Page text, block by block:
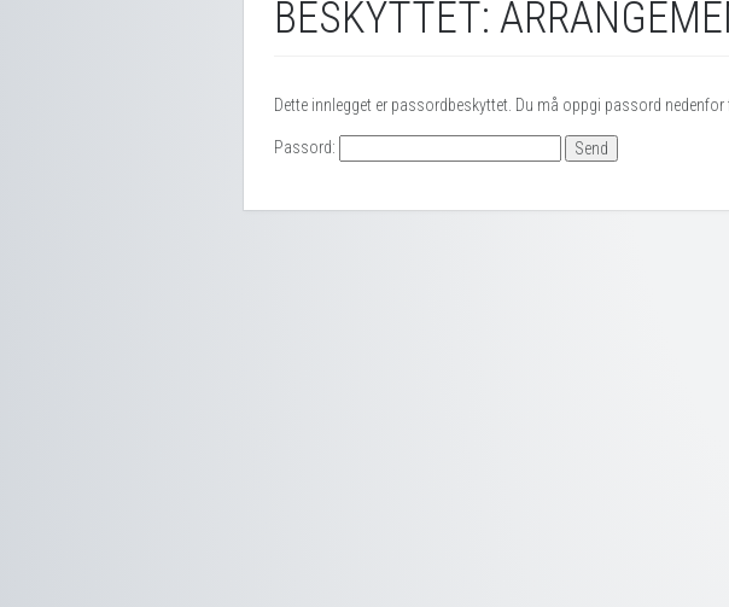
BESKYTTET:
Dette innlegget er passordbeskyttet. Du må oppgi passord nedenfor
Passord: